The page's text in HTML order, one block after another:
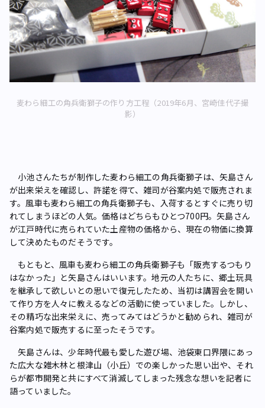
麦わら細工の角兵衛獅子の作り方工程（2019年6月、宮崎佳代子撮
影）
小池さんたちが制作した麦わら細工の角兵衛獅子は、矢島さん
が出来栄えを確認し、許諾を得て、雑司が谷案内処で販売されま
す。風車も麦わら細工の角兵衛獅子も、入荷するとすぐに売り切
れてしまうほどの人気。価格はどちらもひとつ700円。矢島さん
が江戸時代に売られていた土産物の価格から、現在の物価に換算
して決めたものだそうです。
もともと、風車も麦わら細工の角兵衛獅子も「販売するつもり
はなかった」と矢島さんはいいます。地元の人たちに、郷土玩具
を継承して欲しいとの思いで復元したため、当初は講習会を開い
て作り方を人々に教えるなどの活動に使っていました。しかし、
その精巧な出来栄えに、売ってみてはどうかと勧められ、雑司が
谷案内処で販売するに至ったそうです。
矢島さんは、少年時代最も愛した遊び場、池袋東口界隈にあっ
た広大な雑木林と根津山（小丘）での楽しかった思い出や、それ
らが都市開発と共にすべて消滅してしまった残念な想いを記者に
語っていました。